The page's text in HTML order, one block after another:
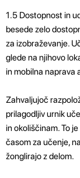
1.5 Dostopnost in
besede zelo
za izobraževanje.
glede na njihovo
in mobilna naprava
Zahvaljujoč
prilagodljiv urnik
in okoliščinam. To
časom za učenje,
žonglirajo z delom.